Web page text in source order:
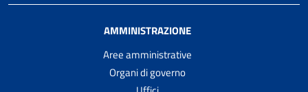
AMMINISTRAZIONE
Aree amministrative
Organi di governo